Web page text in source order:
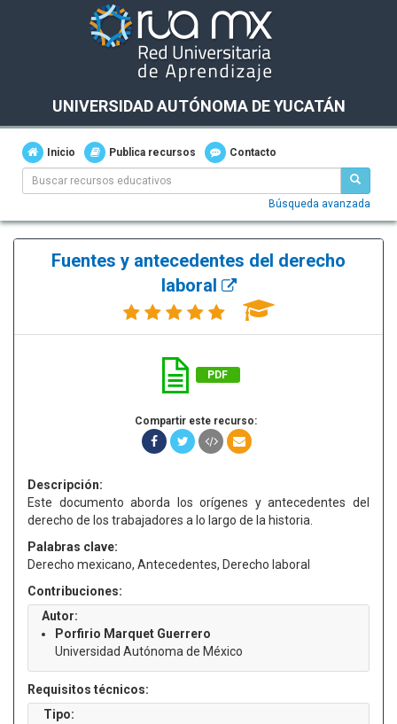
UNIVERSIDAD AUTÓNOMA DE YUCATÁN
Inicio Publica recursos Contacto
Búsqueda avanzada
Fuentes y antecedentes del derecho
laboral
PDF
Compartir este recurso:
Descripción:
Este documento aborda los orígenes y antecedentes del
derecho de los trabajadores a lo largo de la historia.
Palabras clave:
Derecho mexicano, Antecedentes, Derecho laboral
Contribuciones:
Autor:
Porfirio Marquet Guerrero
Universidad Autónoma de México
Requisitos técnicos:
Tipo: